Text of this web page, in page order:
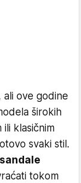
ali ove godine
širokih
ili klasičnim
svaki stil.
tokom